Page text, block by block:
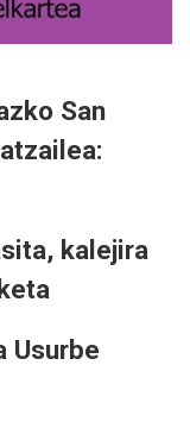
San
kalejira
Usurbe